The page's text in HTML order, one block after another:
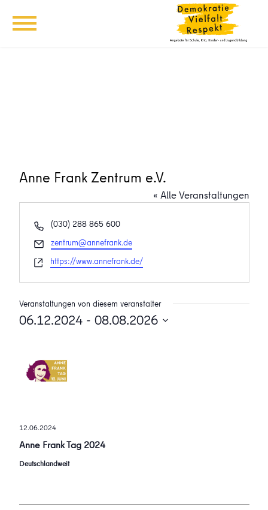
Anne Frank Zentrum e.V.
« Alle Veranstaltungen
Telefon
(030) 288 865 600
Email
zentrum@annefrank.de
Webseite
https://www.annefrank.de/
Veranstaltungen von diesem veranstalter
06.12.2024 - 08.08.2026
Anne Frank Tag 2024
12.06.2024
Deutschlandweit